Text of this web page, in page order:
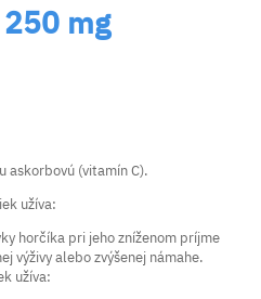
250 mg
askorbovú (vitamín C).
užíva:
horčíka pri jeho zníženom príjme
výživy alebo zvýšenej námahe.
užíva: